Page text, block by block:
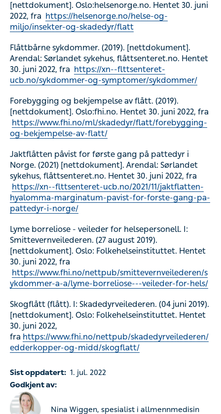
[nettdokument]. Oslo:helsenorge.no. Hentet 30. juni
2022, fra https://helsenorge.no/helse-og-
miljo/insekter-og-skadedyr/flatt
Flåttbårne sykdommer. (2019). [nettdokument].
Arendal: Sørlandet sykehus, flåttsenteret.no. Hentet
30. juni 2022, fra https://xn--flttsenteret-
ucb.no/sykdommer-og-symptomer/sykdommer/
Forebygging og bekjempelse av flått. (2019).
[nettdokument]. Oslo:fhi.no. Hentet 30. juni 2022, fra
https://www.fhi.no/ml/skadedyr/flatt/forebygging-
og-bekjempelse-av-flatt/
Jaktflåtten påvist for første gang på pattedyr i
Norge. (2021) [nettdokument]. Arendal: Sørlandet
sykehus, flåttsenteret.no. Hentet 30. juni 2022, fra
https://xn--flttsenteret-ucb.no/2021/11/jaktflatten-
hyalomma-marginatum-pavist-for-forste-gang-pa-
pattedyr-i-norge/
Lyme borreliose - veileder for helsepersonell. I:
Smittevernveilederen. (27 august 2019).
[nettdokument]. Oslo: Folkehelseinstituttet. Hentet
30. juni 2022, fra
https://www.fhi.no/nettpub/smittevernveilederen/s
ykdommer-a-a/lyme-borreliose---veileder-for-hels/
Skogflått (flått). I: Skadedyrveilederen. (04 juni 2019).
[nettdokument]. Oslo: Folkehelseinstituttet. Hentet
30. juni 2022,
fra https://www.fhi.no/nettpub/skadedyrveilederen/
edderkopper-og-midd/skogflatt/
Sist oppdatert: 1. jul. 2022
Godkjent av:
Nina Wiggen, spesialist i allmennmedisin